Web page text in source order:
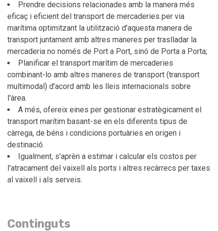
Prendre decisions relacionades amb la manera més
eficaç i eficient del transport de mercaderies per via
marítima optimitzant la utilització d'aquesta manera de
transport juntament amb altres maneres per traslladar la
mercaderia no només de Port a Port, sinó de Porta a Porta;
Planificar el transport marítim de mercaderies
combinant-lo amb altres maneres de transport (transport
multimodal) d'acord amb les lleis internacionals sobre
l'àrea.
A més, ofereix eines per gestionar estratègicament el
transport marítim basant-se en els diferents tipus de
càrrega, de béns i condicions portuàries en origen i
destinació.
Igualment, s'aprèn a estimar i calcular els costos per
l'atracament del vaixell als ports i altres recàrrecs per taxes
al vaixell i als serveis.
Continguts